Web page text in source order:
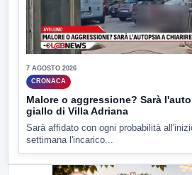
7 AGOSTO 2026
CRONACA
Malore o aggressione? Sarà
giallo di Villa Adriana
Sarà affidato con ogni probabilità
settimana l'incarico...